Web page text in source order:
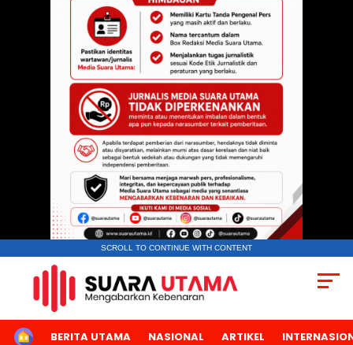
SCROLL TO CONTINUE WITH CONTENT
HOMEBERITA UTAMA NASIONAL ARTIKEL